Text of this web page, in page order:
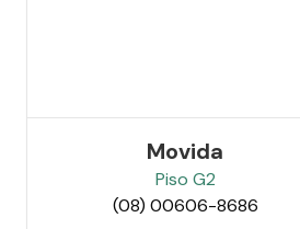
Movida
Piso G2
(08) 00606-8686